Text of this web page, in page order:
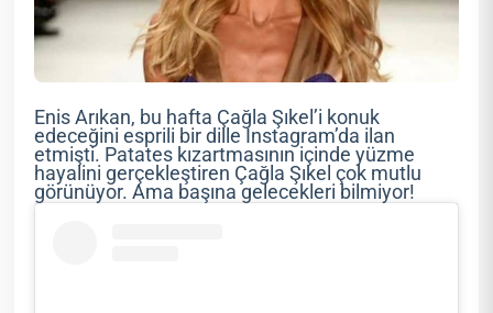
Enis Arıkan, bu hafta Çağla Şıkel’i konuk
edeceğini esprili bir dille Instagram’da ilan
etmişti. Patates kızartmasının içinde yüzme
hayalini gerçekleştiren Çağla Şıkel çok mutlu
görünüyor. Ama başına gelecekleri bilmiyor!